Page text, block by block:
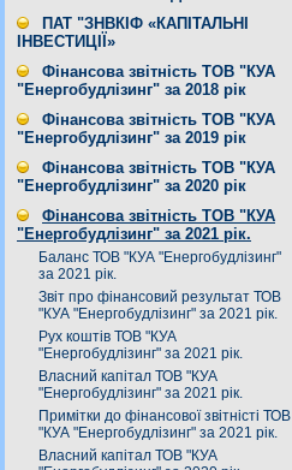
ПАТ "ЗНВКІФ «КАПІТАЛЬНІ
ІНВЕСТИЦІЇ»
Фінансова звітність ТОВ "КУА
"Енергобудлізинг" за 2018 рік
Фінансова звітність ТОВ "КУА
"Енергобудлізинг" за 2019 рік
Фінансова звітність ТОВ "КУА
"Енергобудлізинг" за 2020 рік
Фінансова звітність ТОВ "КУА
"Енергобудлізинг" за 2021 рік.
Баланс ТОВ "КУА "Енергобудлізинг"
за 2021 рік.
Звіт про фінансовий результат ТОВ
"КУА "Енергобудлізинг" за 2021 рік.
Рух коштів ТОВ "КУА
"Енергобудлізинг" за 2021 рік.
Власний капітал ТОВ "КУА
"Енергобудлізинг" за 2021 рік.
Примітки до фінансової звітністі ТОВ
"КУА "Енергобудлізинг" за 2021 рік.
Власний капітал ТОВ "КУА